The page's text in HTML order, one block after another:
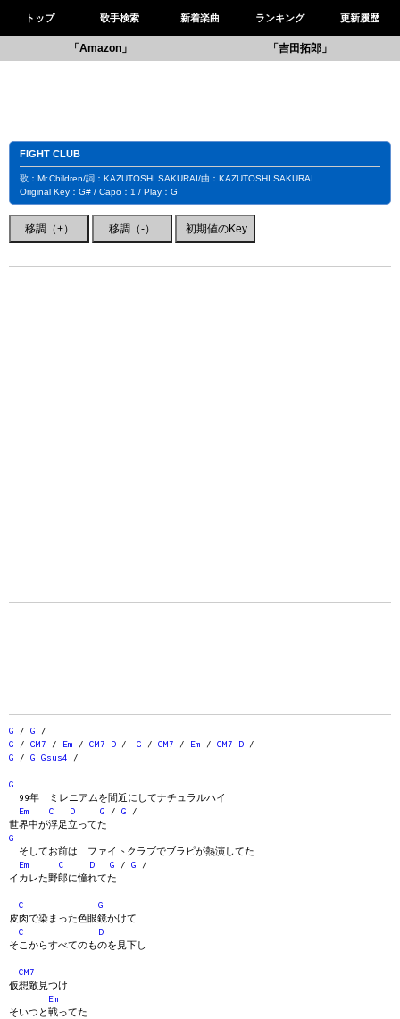
トップ 歌手検索 新着楽曲 ランキング 更新履歴
「Amazon」 「吉田拓郎」
FIGHT CLUB
歌：Mr.Children/詞：KAZUTOSHI SAKURAI/曲：KAZUTOSHI SAKURAI
Original Key：G# / Capo：1 / Play：G
G / G /
G / GM7 / Em / CM7 D / G / GM7 / Em / CM7 D /
G / G Gsus4 /
G
99年 ミレニアムを間近にしてナチュラルハイ
Em
C D G / G /
世界中が浮足立ってた
G
そしてお前は ファイトクラブでブラピが熱演してた
Em
C D G / G /
イカレた野郎に憧れてた
C
G
皮肉で染まった色眼鏡かけて
C
D
そこからすべてのものを見下し
CM7
仮想敵見つけ
Em
そいつと戦ってた